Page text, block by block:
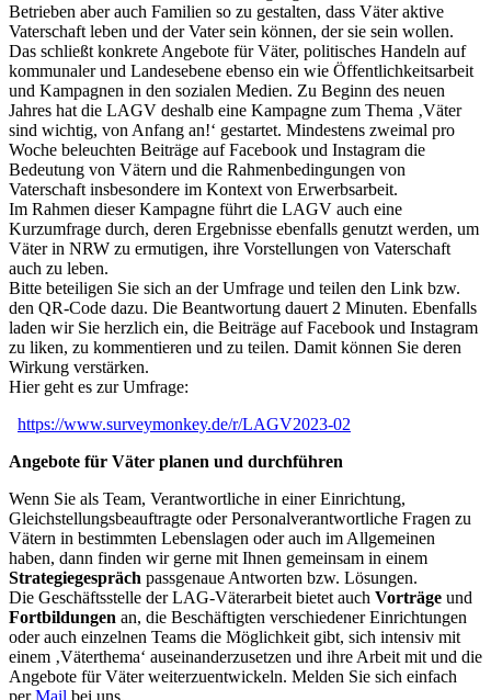
Betrieben aber auch Familien so zu gestalten, dass Väter aktive
Vaterschaft leben und der Vater sein können, der sie sein wollen.
Das schließt konkrete Angebote für Väter, politisches Handeln auf
kommunaler und Landesebene ebenso ein wie Öffentlichkeitsarbeit
und Kampagnen in den sozialen Medien. Zu Beginn des neuen
Jahres hat die LAGV deshalb eine Kampagne zum Thema ‚Väter
sind wichtig, von Anfang an!‘ gestartet. Mindestens zweimal pro
Woche beleuchten Beiträge auf Facebook und Instagram die
Bedeutung von Vätern und die Rahmenbedingungen von
Vaterschaft insbesondere im Kontext von Erwerbsarbeit.
Im Rahmen dieser Kampagne führt die LAGV auch eine
Kurzumfrage durch, deren Ergebnisse ebenfalls genutzt werden, um
Väter in NRW zu ermutigen, ihre Vorstellungen von Vaterschaft
auch zu leben.
Bitte beteiligen Sie sich an der Umfrage und teilen den Link bzw.
den QR-Code dazu. Die Beantwortung dauert 2 Minuten. Ebenfalls
laden wir Sie herzlich ein, die Beiträge auf Facebook und Instagram
zu liken, zu kommentieren und zu teilen. Damit können Sie deren
Wirkung verstärken.
Hier geht es zur Umfrage:
https://www.surveymonkey.de/r/LAGV2023-02
Angebote für Väter planen und durchführen
Wenn Sie als Team, Verantwortliche in einer Einrichtung,
Gleichstellungsbeauftragte oder Personalverantwortliche Fragen zu
Vätern in bestimmten Lebenslagen oder auch im Allgemeinen
haben, dann finden wir gerne mit Ihnen gemeinsam in einem
Strategiegespräch passgenaue Antworten bzw. Lösungen.
Die Geschäftsstelle der LAG-Väterarbeit bietet auch Vorträge und
Fortbildungen an, die Beschäftigten verschiedener Einrichtungen
oder auch einzelnen Teams die Möglichkeit gibt, sich intensiv mit
einem ‚Väterthema‘ auseinanderzusetzen und ihre Arbeit mit und die
Angebote für Väter weiterzuentwickeln. Melden Sie sich einfach
perMail bei uns.